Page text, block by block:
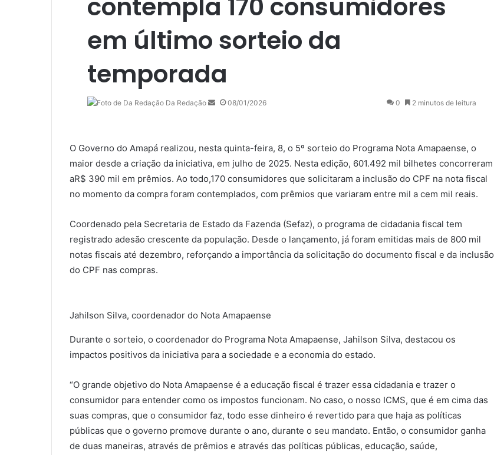
contempla 170 consumidores
em último sorteio da
temporada
Da Redação
Mande08/01/2026 0 2 minutos de leitura
O Governo do Amapá realizou, nesta quinta-feira, 8, o 5º sorteio do Programa Nota Amapaense, o
maior desde a criação da iniciativa, em julho de 2025. Nesta edição, 601.492 mil bilhetes concorreram
aR$ 390 mil em prêmios. Ao todo,170 consumidores que solicitaram a inclusão do CPF na nota fiscal
no momento da compra foram contemplados, com prêmios que variaram entre mil a cem mil reais.
Coordenado pela Secretaria de Estado da Fazenda (Sefaz), o programa de cidadania fiscal tem
registrado adesão crescente da população. Desde o lançamento, já foram emitidas mais de 800 mil
notas fiscais até dezembro, reforçando a importância da solicitação do documento fiscal e da inclusão
do CPF nas compras.
Jahilson Silva, coordenador do Nota Amapaense
Durante o sorteio, o coordenador do Programa Nota Amapaense, Jahilson Silva, destacou os
impactos positivos da iniciativa para a sociedade e a economia do estado.
“O grande objetivo do Nota Amapaense é a educação fiscal é trazer essa cidadania e trazer o
consumidor para entender como os impostos funcionam. No caso, o nosso ICMS, que é em cima das
suas compras, que o consumidor faz, todo esse dinheiro é revertido para que haja as políticas
públicas que o governo promove durante o ano, durante o seu mandato. Então, o consumidor ganha
de duas maneiras, através de prêmios e através das políticas públicas, educação, saúde,